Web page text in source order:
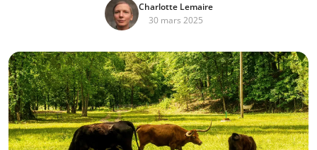
Charlotte Lemaire
30 mars 2025